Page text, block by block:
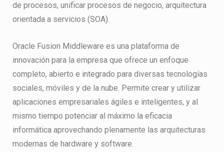
de procesos, unificar procesos de negocio, arquitectura
orientada a servicios (SOA).
Oracle Fusion Middleware es una plataforma de
innovación para la empresa que ofrece un enfoque
completo, abierto e integrado para diversas tecnologías
sociales, móviles y de la nube. Permite crear y utilizar
aplicaciones empresariales ágiles e inteligentes, y al
mismo tiempo potenciar al máximo la eficacia
informática aprovechando plenamente las arquitecturas
modernas de hardware y software.